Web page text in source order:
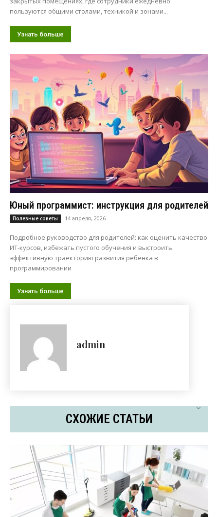
пользуются общими столами, техникой и зонами...
Узнать больше
Юный программист: инструкция для родителей
Полезные советы 14 апреля, 2026
Подробное руководство для родителей: как оценить качество
ИТ-курсов, избежать пустого обучения и выстроить
эффективную траекторию развития ребёнка в
программировании
Узнать больше
admin
СХОЖИЕ СТАТЬИ